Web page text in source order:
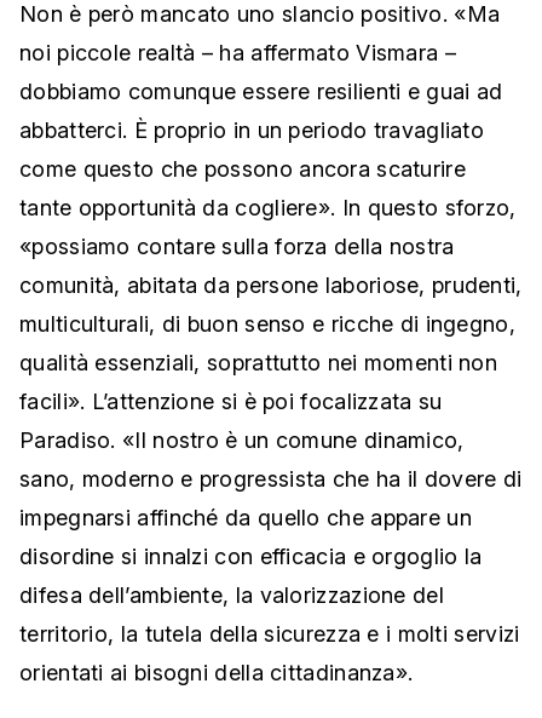
Non è però mancato uno slancio positivo. «Ma
noi piccole realtà – ha affermato Vismara –
dobbiamo comunque essere resilienti e guai ad
abbatterci. È proprio in un periodo travagliato
come questo che possono ancora scaturire
tante opportunità da cogliere». In questo sforzo,
«possiamo contare sulla forza della nostra
comunità, abitata da persone laboriose, prudenti,
multiculturali, di buon senso e ricche di ingegno,
qualità essenziali, soprattutto nei momenti non
facili». L’attenzione si è poi focalizzata su
Paradiso. «Il nostro è un comune dinamico,
sano, moderno e progressista che ha il dovere di
impegnarsi affinché da quello che appare un
disordine si innalzi con efficacia e orgoglio la
difesa dell’ambiente, la valorizzazione del
territorio, la tutela della sicurezza e i molti servizi
orientati ai bisogni della cittadinanza».